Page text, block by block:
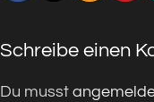
Schreibe einen
Du musst